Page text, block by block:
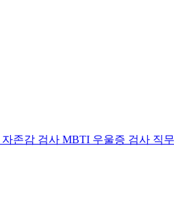
자존감 검사 MBTI 우울증 검사 직